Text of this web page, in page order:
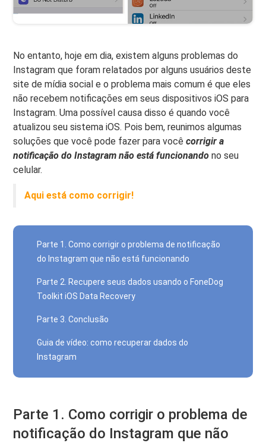
No entanto, hoje em dia, existem alguns problemas do
Instagram que foram relatados por alguns usuários deste
site de mídia social e o problema mais comum é que eles
não recebem notificações em seus dispositivos iOS para
Instagram. Uma possível causa disso é quando você
atualizou seu sistema iOS. Pois bem, reunimos algumas
soluções que você pode fazer para vocêcorrigir a
notificação do Instagram não está funcionando no seu
celular.
Aqui está como corrigir!
Parte 1. Como corrigir o problema de notificação
do Instagram que não está funcionando
Parte 2. Recupere seus dados usando o FoneDog
Toolkit iOS Data Recovery
Parte 3. Conclusão
Guia de vídeo: como recuperar dados do
Instagram
Parte 1. Como corrigir o problema de
notificação do Instagram que não